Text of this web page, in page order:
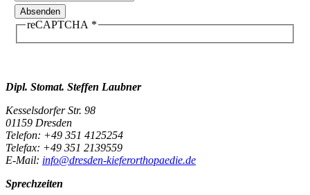
Absenden
reCAPTCHA *
Dipl. Stomat. Steffen Laubner
Kesselsdorfer Str. 98
01159 Dresden
Telefon: +49 351 4125254
Telefax: +49 351 2139559
E-Mail: info@dresden-kieferorthopaedie.de
Sprechzeiten